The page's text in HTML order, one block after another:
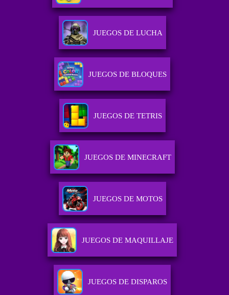
JUEGOS DE LUCHA
JUEGOS DE BLOQUES
JUEGOS DE TETRIS
JUEGOS DE MINECRAFT
JUEGOS DE MOTOS
JUEGOS DE MAQUILLAJE
JUEGOS DE DISPAROS